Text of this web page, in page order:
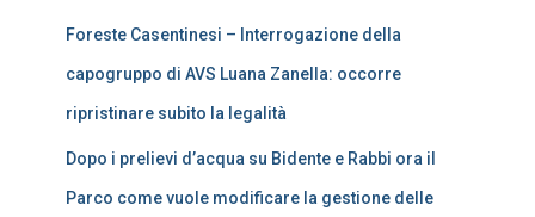
Foreste Casentinesi – Interrogazione della
capogruppo di AVS Luana Zanella: occorre
ripristinare subito la legalità
Dopo i prelievi d’acqua su Bidente e Rabbi ora il
Parco come vuole modificare la gestione delle